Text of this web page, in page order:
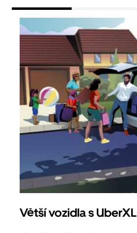
Větší vozidla s UberXL